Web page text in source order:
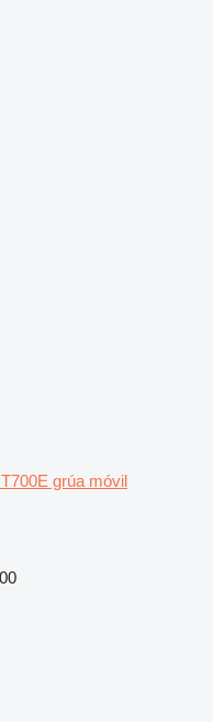
grúa móvil